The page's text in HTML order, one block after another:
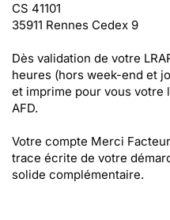
CS 41101
35911 Rennes Cedex 9
Dès validation de votre
heures (hors week-end et
et imprime pour vous
AFD.
Votre compte Merci
trace écrite de votre
solide complémentaire.